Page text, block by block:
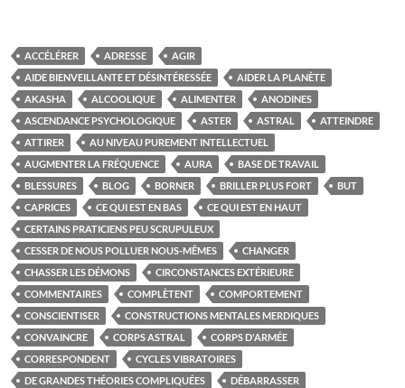
ACCÉLÉRER ADRESSE
AGIR
AIDE BIENVEILLANTE ET DÉSINTÉRESSÉE
AIDER LA PLANÈTE
AKASHA
ALCOOLIQUE ALIMENTER
ANODINES
ASCENDANCE PSYCHOLOGIQUE
ASTER ASTRAL
ATTEINDRE
ATTIRER
AU NIVEAU PUREMENT INTELLECTUEL
AUGMENTER LA FRÉQUENCE
AURA
BASE DE TRAVAIL
BLESSURES
BLOG BORNER BRILLER PLUS FORT
BUT
CAPRICES
CE QUI EST EN BAS
CE QUI EST EN HAUT
CERTAINS PRATICIENS PEU SCRUPULEUX
CESSER DE NOUS POLLUER NOUS-MÊMES
CHANGER
CHASSER LES DÉMONS
CIRCONSTANCES EXTÉRIEURE
COMMENTAIRES
COMPLÈTENT
COMPORTEMENT
CONSCIENTISER
CONSTRUCTIONS MENTALES MERDIQUES
CONVAINCRE
CORPS ASTRAL
CORPS D'ARMÉE
CORRESPONDENT
CYCLES VIBRATOIRES
DE GRANDES THÉORIES COMPLIQUÉES
DÉBARRASSER